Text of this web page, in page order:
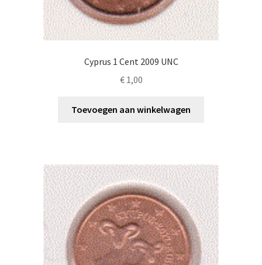
Cyprus 1 Cent 2009 UNC
€1,00
Toevoegen aan winkelwagen